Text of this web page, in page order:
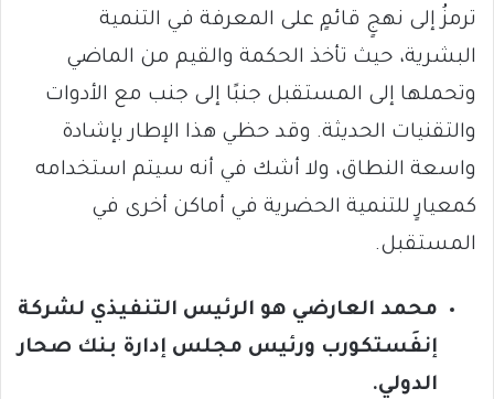
ترمزُ إلى نهجٍ قائمٍ على المعرفة في التنمية
البشرية، حيث تأخذ الحكمة والقيم من الماضي
وتحملها إلى المستقبل جنبًا إلى جنب مع الأدوات
والتقنيات الحديثة. وقد حظي هذا الإطار بإشادة
واسعة النطاق، ولا أشك في أنه سيتم استخدامه
كمعيارٍ للتنمية الحضرية في أماكن أخرى في
المستقبل.
محمد العارضي هو الرئيس التنفيذي لشركة
إنفَستكورب ورئيس مجلس إدارة بنك صحار
الدولي.